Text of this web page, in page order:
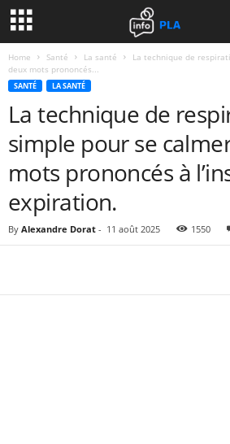
Home Santé La santé
La technique de
deux mots prononcés...
SANTÉ LA SANTÉ
La technique de
simple pour se
mots prononcés à
expiration.
By Alexandre Dorat - 11 août 2025 1550